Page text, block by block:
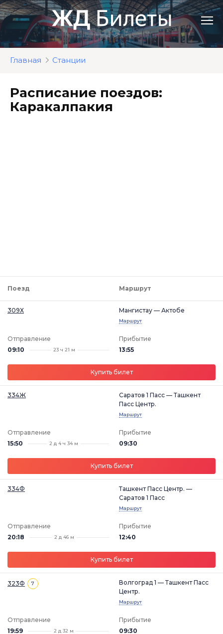
Перейти
к
контенту
Главная Станции
Расписание поездов:
Каракалпакия
Поезд Маршрут
309Х Мангистау — Актобе
Маршрут
Отправление
09:10
23 ч 21 м
Прибытие
13:55
Купить билет
334Ж
Саратов 1 Пасс — Ташкент
Пасс Центр.
Маршрут
Отправление
15:50
2 д 4 ч 34 м
Прибытие
09:30
Купить билет
334Ф
Ташкент Пасс Центр. —
Саратов 1 Пасс
Маршрут
Отправление
20:18
2 д 46 м
Прибытие
12:40
Купить билет
323Ф 7
Волгоград 1 — Ташкент Пасс
Центр.
Маршрут
Отправление
19:59
2 д 32 м
Прибытие
09:30